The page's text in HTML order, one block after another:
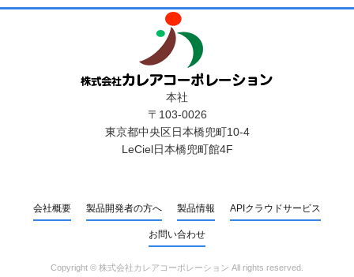
本社
〒103-0026
東京都中央区日本橋兜町10-4
LeCiel日本橋兜町館4F
会社概要 製品開発者の方へ 製品情報 APIクラウドサービス
お問い合わせ
Copyright © 株式会社カレアコーポレーション All rights reserved.